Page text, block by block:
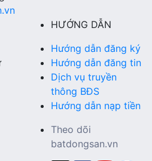
HƯỚNG DẪN
Hướng dẫn đăng ký
Hướng dẫn đăng tin
Dịch vụ truyền
thông BĐS
Hướng dẫn nạp tiền
Theo dõi
batdongsan.vn